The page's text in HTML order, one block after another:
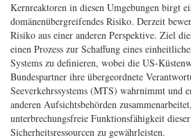
Kernreaktoren in diesen Umgebungen birgt
domänenübergreifendes Risiko. Derzeit
Risiko aus einer anderen Perspektive. Ziel
einen Prozess zur Schaffung eines
Systems zu definieren, wobei die US-
Bundespartner ihre übergeordnete
Seeverkehrssystems (MTS) wahrnimmt und
anderen Aufsichtsbehörden
unterbrechungsfreie Funktionsfähigkeit
Sicherheitsressourcen zu gewährleisten.